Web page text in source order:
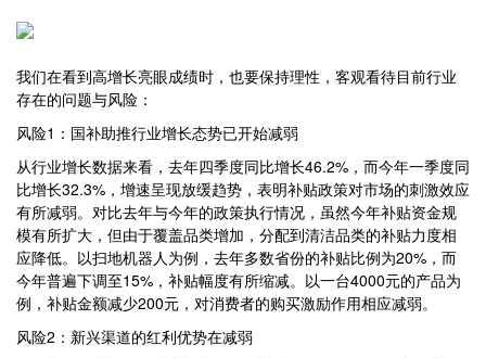
我们在看到高增长亮眼成绩时，也要保持理性，客观看待目前行业
存在的问题与风险：
风险1：国补助推行业增长态势已开始减弱
从行业增长数据来看，去年四季度同比增长46.2%，而今年一季度同
比增长32.3%，增速呈现放缓趋势，表明补贴政策对市场的刺激效应
有所减弱。对比去年与今年的政策执行情况，虽然今年补贴资金规
模有所扩大，但由于覆盖品类增加，分配到清洁品类的补贴力度相
应降低。以扫地机器人为例，去年多数省份的补贴比例为20%，而
今年普遍下调至15%，补贴幅度有所缩减。以一台4000元的产品为
例，补贴金额减少200元，对消费者的购买激励作用相应减弱。
风险2：新兴渠道的红利优势在减弱